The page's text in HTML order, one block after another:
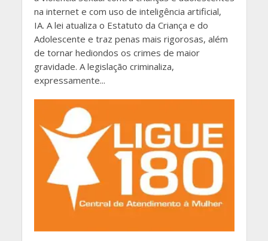
na internet e com uso de inteligência artificial,
IA. A lei atualiza o Estatuto da Criança e do
Adolescente e traz penas mais rigorosas, além
de tornar hediondos os crimes de maior
gravidade. A legislação criminaliza,
expressamente...